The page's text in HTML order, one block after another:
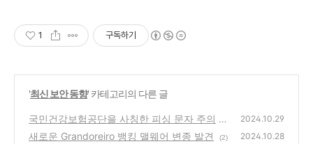
1 구독하기
'최신 보안 동향' 카테고리의 다른 글
국민건강보험공단을 사칭한 피싱 문자 주의
(1)
2024.10.29
새로운 Grandoreiro 뱅킹 맬웨어 변종 발견 (2) 2024.10.28